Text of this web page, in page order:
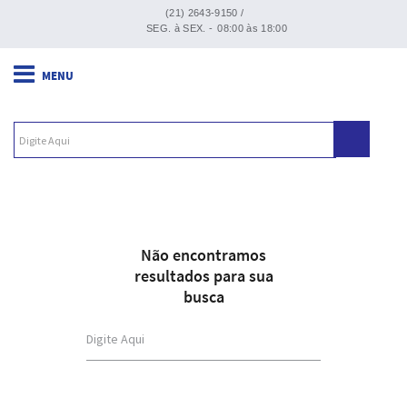
(21) 2643-9150 /
SEG. à SEX. - 08:00 às 18:00
Não encontramos
resultados para sua
busca